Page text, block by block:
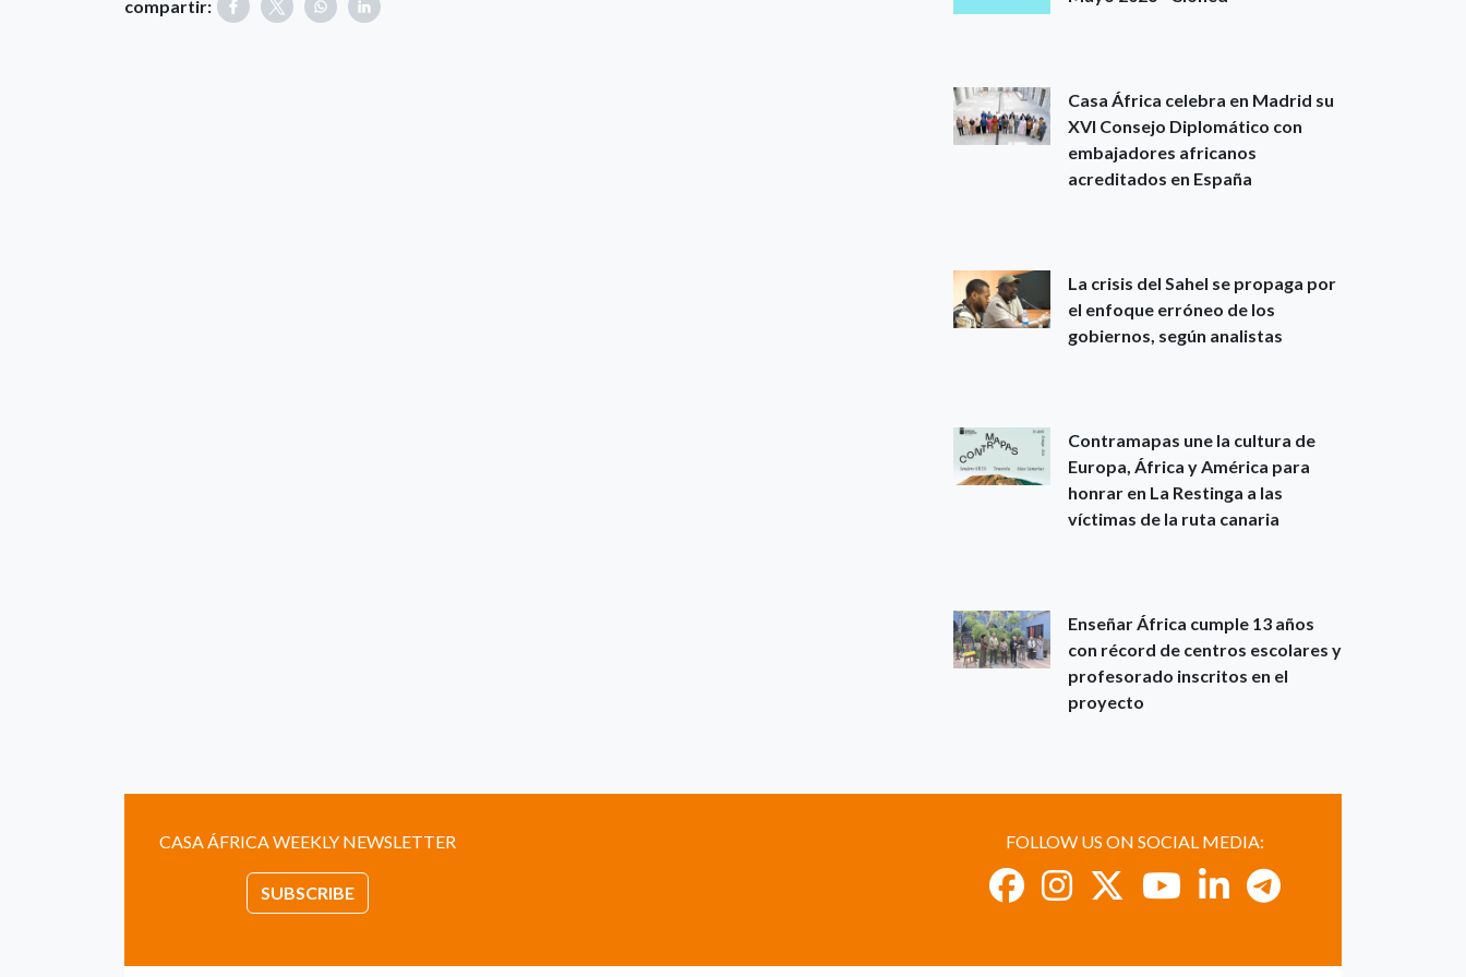
compartir:
Casa África celebra en Madrid su
XVI Consejo Diplomático con
embajadores africanos
acreditados en España
La crisis del Sahel se propaga por
el enfoque erróneo de los
gobiernos, según analistas
Contramapas une la cultura de
Europa, África y América para
honrar en La Restinga a las
víctimas de la ruta canaria
Enseñar África cumple 13 años
con récord de centros escolares y
profesorado inscritos en el
proyecto
CASA ÁFRICA WEEKLY NEWSLETTER
SUBSCRIBE
FOLLOW US ON SOCIAL MEDIA: